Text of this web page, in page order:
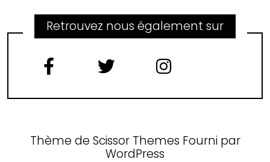
Retrouvez nous également sur
Thème de Scissor Themes Fourni par
WordPress